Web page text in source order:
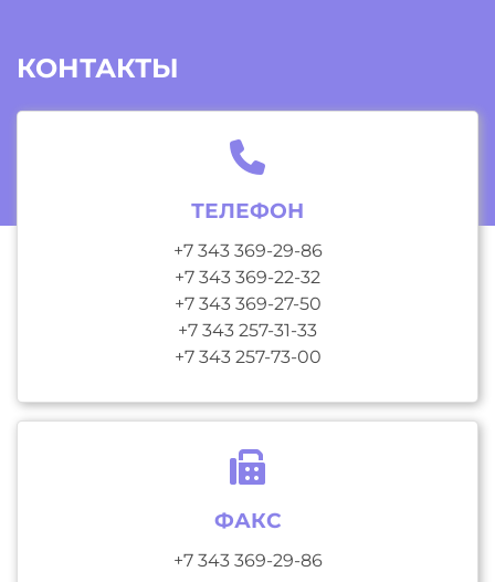
КОНТАКТЫ
ТЕЛЕФОН
+7 343 369-29-86
+7 343 369-22-32
+7 343 369-27-50
+7 343 257-31-33
+7 343 257-73-00
ФАКС
+7 343 369-29-86